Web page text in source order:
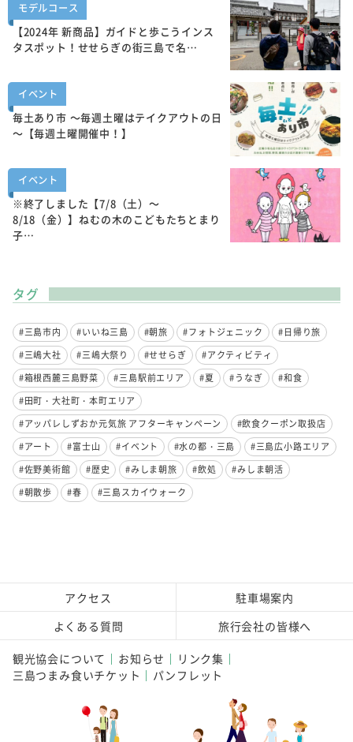
モデルコース
【2024年 新商品】ガイドと歩こうインス
タスポット！せせらぎの街三島で名…
イベント
毎土あり市 ～毎週土曜はテイクアウトの日
～【毎週土曜開催中！】
イベント
※終了しました【7/8（土）～
8/18（金）】ねむの木のこどもたちとまり
子…
タグ
#三島市内 #いいね三島 #朝旅 #フォトジェニック
#日帰り旅
#三嶋大社
#三嶋大祭り #せせらぎ
#アクティビティ
#箱根西麓三島野菜
#三島駅前エリア #夏 #うなぎ
#和食
#田町・大社町・本町エリア
#アッパレしずおか元気旅 アフターキャンペーン
#飲食クーポン取扱店
#アート
#富士山 #イベント #水の都・三島
#三島広小路エリア
#佐野美術館
#歴史 #みしま朝旅 #飲処
#みしま朝活
#朝散歩
#春 #三島スカイウォーク
アクセス
駐車場案内
よくある質問
旅行会社の皆様へ
観光協会について お知らせ
リンク集
三島つまみ食いチケット
パンフレット